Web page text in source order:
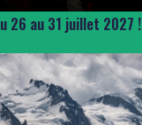
26 au 31 juillet 2027 !